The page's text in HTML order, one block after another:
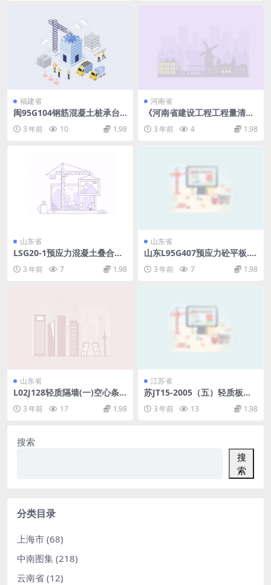
福建省
闽95G104钢筋混凝土桩承台
3 年前 10 1.98
河南省
《河南省建设工程工程量清单
综合单价(2008)》B装饰工程.
pdf3 年前 4 1.98
山东省
LSG20-1预应力混凝土叠合板.
3 年前 7 1.98
山东省
山东L95G407预应力砼平板.p
3 年前 7 1.98
山东省
L02J128轻质隔墙(一)空心条
3 年前 17 1.98
江苏省
苏JT15-2005（五）轻质板墙
构造图集（五）-TCB混凝土空
心隔墙条板.pdf
3 年前 13 1.98
搜索
搜
索
分类目录
上海市 (68)
中南图集 (218)
云南省 (12)